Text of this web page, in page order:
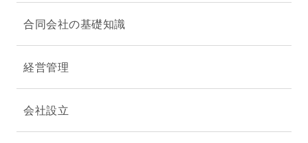
合同会社の基礎知識
経営管理
会社設立